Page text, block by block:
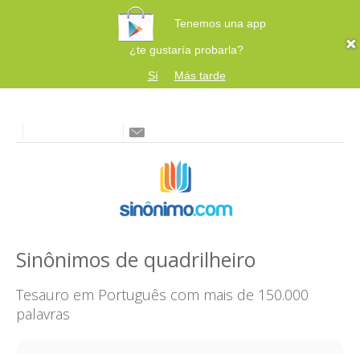
Tenemos una app
¿te gustaría probarla?
Sí
Más tarde
Sinônimos de quadrilheiro
Tesauro em Português com mais de 150.000
palavras